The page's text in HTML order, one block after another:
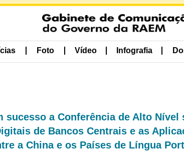
Foto Vídeo Infografia
sucesso a Conferência de Alto
de Bancos Centrais e as
a China e os Países de Língua